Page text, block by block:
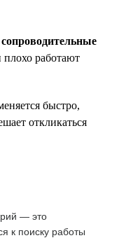
работают
быстро,
откликаться
— это
к поиску работы